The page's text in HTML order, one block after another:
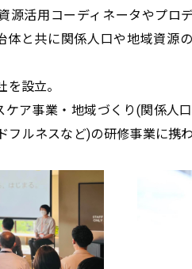
源活用コーディネータやプロ
体と共に関係人口や地域資源
設立。
ア事業・地域づくり(関係人
ルネスなど)の研修事業に携わ